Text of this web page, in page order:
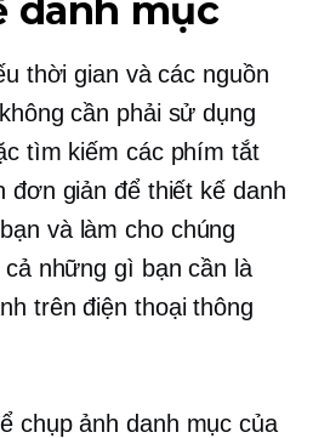
danh mục
thời gian và các nguồn
cần phải sử dụng
tìm kiếm các phím tắt
đơn giản để thiết kế danh
và làm cho chúng
những gì bạn cần là
trên điện thoại thông
chụp ảnh danh mục của